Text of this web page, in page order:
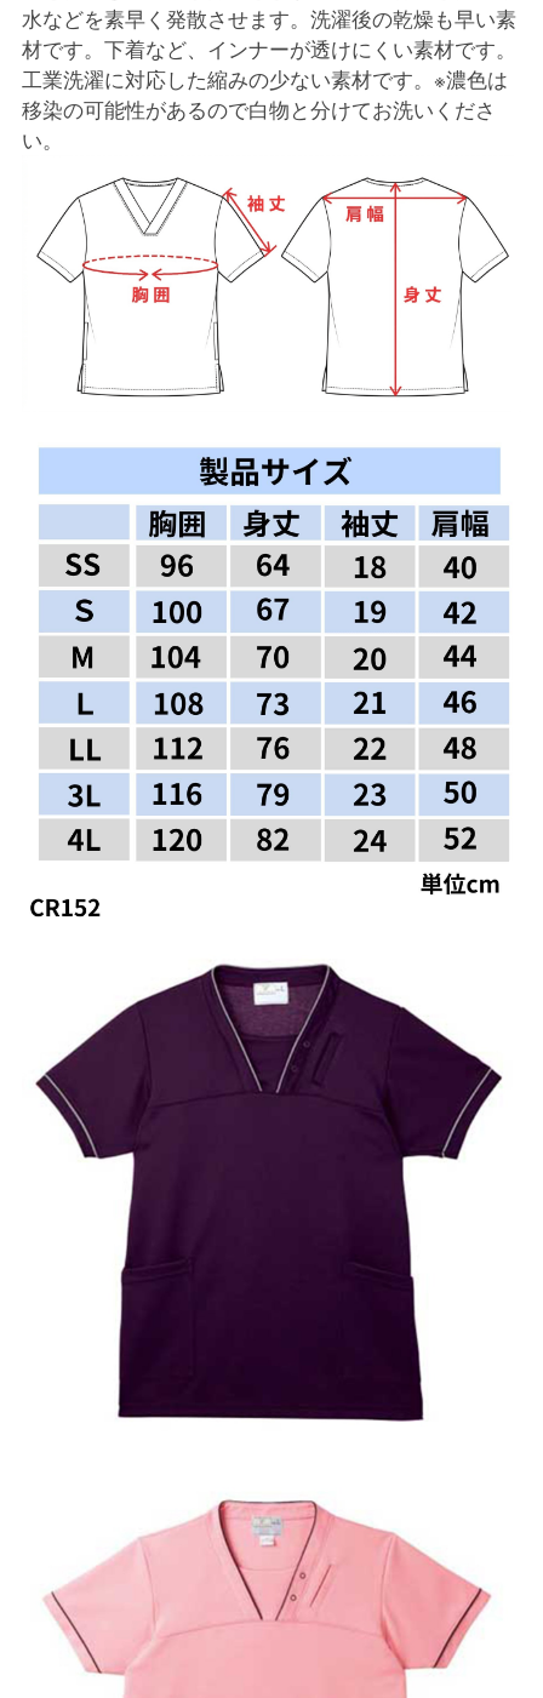
水などを素早く発散させます。洗濯後の乾燥も早い素
材です。下着など、インナーが透けにくい素材です。
工業洗濯に対応した縮みの少ない素材です。※濃色は
移染の可能性があるので白物と分けてお洗いくださ
い。